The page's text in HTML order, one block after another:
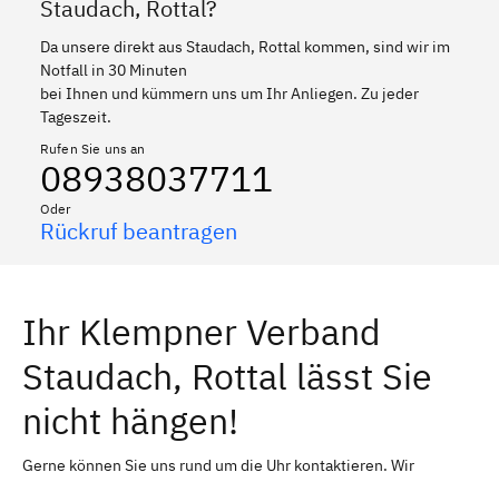
Staudach, Rottal?
Da unsere direkt aus Staudach, Rottal kommen, sind wir im
Notfall in 30 Minuten
bei Ihnen und kümmern uns um Ihr Anliegen. Zu jeder
Tageszeit.
Rufen Sie uns an
08938037711
Oder
Rückruf beantragen
Ihr Klempner Verband
Staudach, Rottal lässt Sie
nicht hängen!
Gerne können Sie uns rund um die Uhr kontaktieren. Wir